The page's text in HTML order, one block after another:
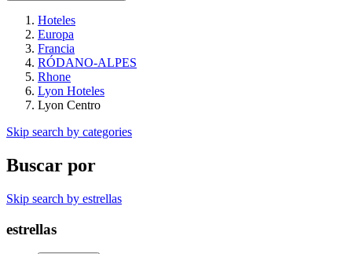
Hoteles
Europa
Francia
RÓDANO-ALPES
Rhone
Lyon Hoteles
Lyon Centro
Skip search by categories
Buscar por
Skip search by estrellas
estrellas